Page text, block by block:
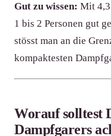
Gut zu wissen: Mit
1 bis 2 Personen gut
stösst man an die
kompaktesten
Worauf solltest
Dampfgarers